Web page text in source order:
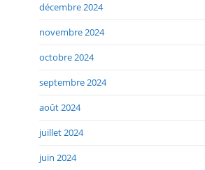
décembre 2024
novembre 2024
octobre 2024
septembre 2024
août 2024
juillet 2024
juin 2024